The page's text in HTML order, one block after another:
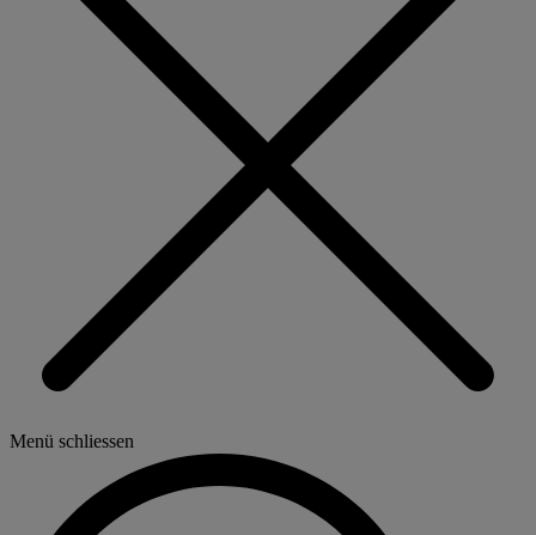
Menü schliessen